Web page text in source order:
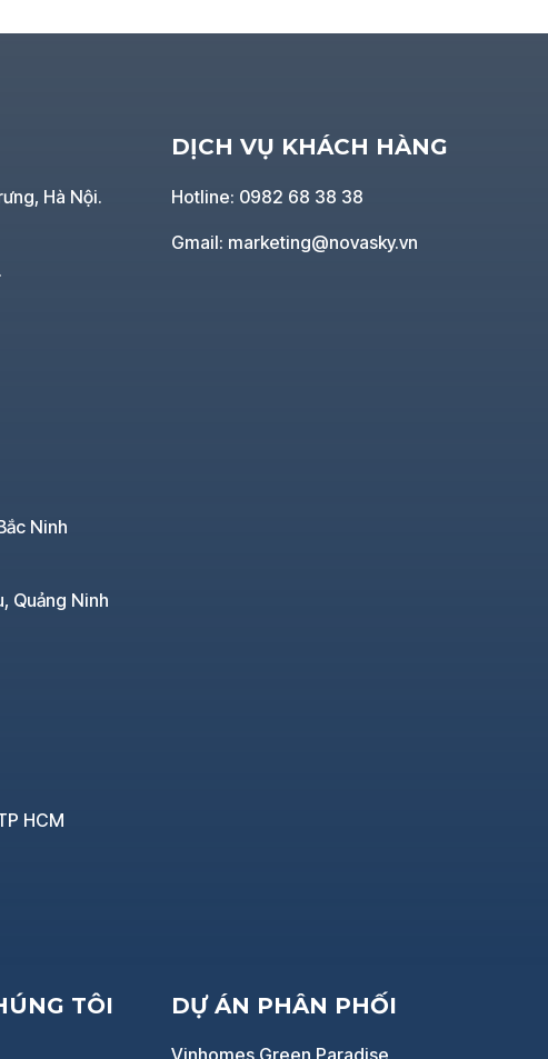
Hà Nội.
Ninh
Quảng Ninh
HCM
DỊCH VỤ KHÁCH HÀNG
Hotline: 0982 68 38 38
Gmail: marketing@novasky.vn
TÔI DỰ ÁN PHÂN PHỐI